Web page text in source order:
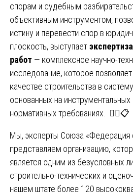
спорам и судебным
объективным инструментом,
истину и перевести спор в
плоскость, выступает
работ — комплексное научно-
исследование, которое
качестве строительства в
основанных на
нормативных требованиях. 🕵️‍♂️📋
Мы, эксперты Союза «Федерация
представляем организацию,
является одним из безусловных
строительно-технических и
нашем штате более 120